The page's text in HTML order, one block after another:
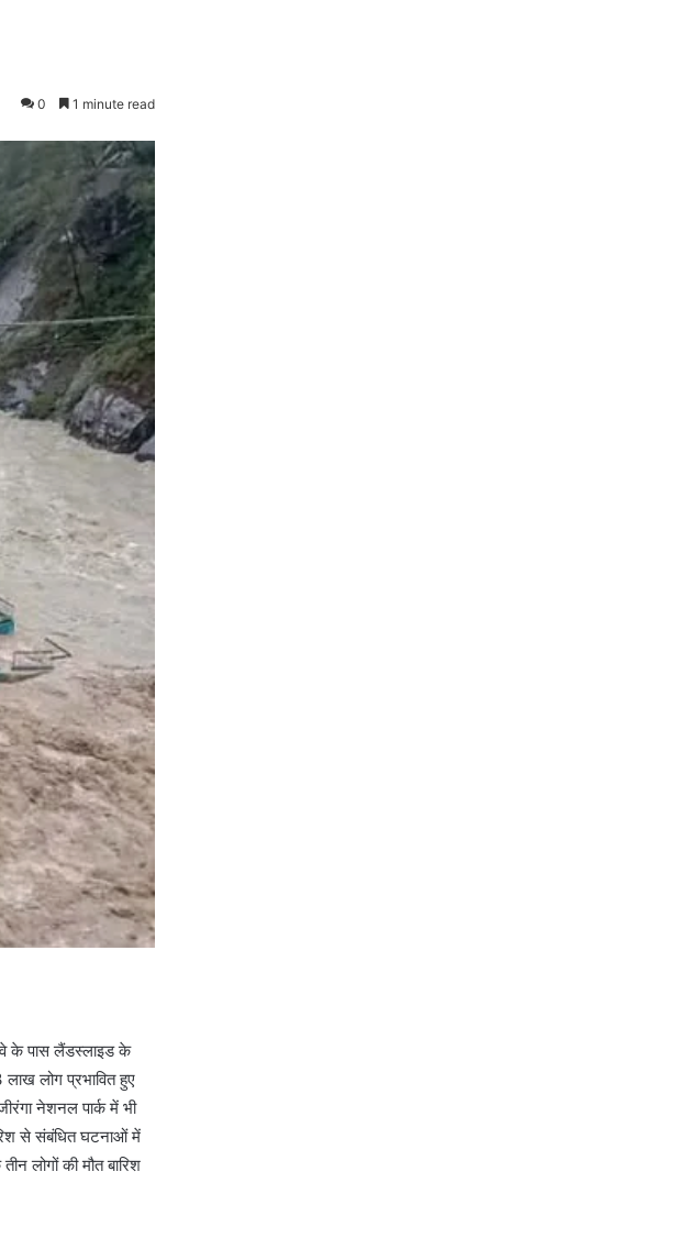
0 1 minute read
के पास लैंडस्लाइड के
लोग प्रभावित हुए
नेशनल पार्क में भी
से संबंधित घटनाओं में
लोगों की मौत बारिश